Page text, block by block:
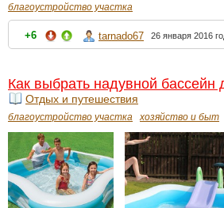
благоустройство участка
+6 tarnado67 26 января 2016
Как выбрать надувной бассейн
Отдых и путешествия
благоустройство участка хозяйство и быт